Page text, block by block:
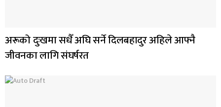
अरूको दुःखमा सधैँ अघि सर्ने दिलबहादुर अहिले आफ्नै
जीवनका लागि संघर्षरत